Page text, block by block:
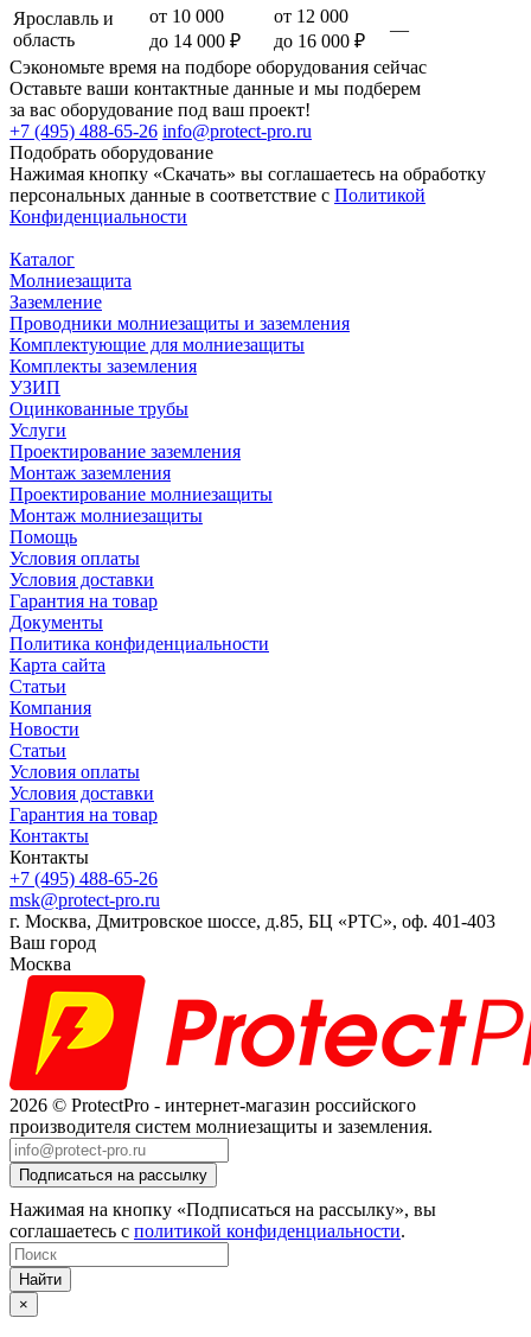
Ярославль и
область
от 10 000
до 14 000 ₽
от 12 000
до 16 000 ₽
—
Сэкономьте время на подборе оборудования сейчас
Оставьте ваши контактные данные и мы подберем
за вас оборудование под ваш проект!
+7 (495) 488-65-26 info@protect-pro.ru
Подобрать оборудование
Нажимая кнопку «Скачать» вы соглашаетесь на обработку
персональных данные в соответствие с Политикой
Конфиденциальности
Каталог
Молниезащита
Заземление
Проводники молниезащиты и заземления
Комплектующие для молниезащиты
Комплекты заземления
УЗИП
Оцинкованные трубы
Услуги
Проектирование заземления
Монтаж заземления
Проектирование молниезащиты
Монтаж молниезащиты
Помощь
Условия оплаты
Условия доставки
Гарантия на товар
Документы
Политика конфиденциальности
Карта сайта
Статьи
Компания
Новости
Статьи
Условия оплаты
Условия доставки
Гарантия на товар
Контакты
Контакты
+7 (495) 488-65-26
msk@protect-pro.ru
г. Москва, Дмитровское шоссе, д.85, БЦ «РТС», оф. 401-403
Ваш город
Москва
2026 © ProtectPro - интернет-магазин российского
производителя систем молниезащиты и заземления.
Нажимая на кнопку «Подписаться на рассылку», вы
соглашаетесь с политикой конфиденциальности.
Найти
×